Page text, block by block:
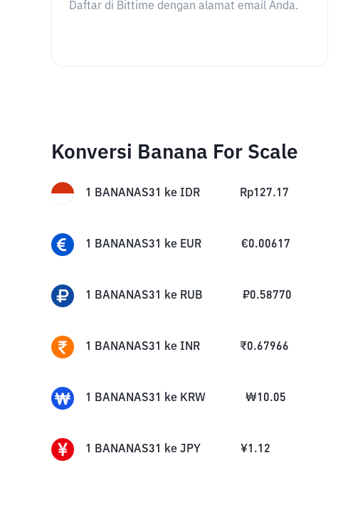
Daftar di Bittime dengan alamat email Anda.
Konversi Banana For Scale
1 BANANAS31 ke IDR Rp127.17
1 BANANAS31 ke EUR €0.00617
1 BANANAS31 ke RUB ₽0.58770
1 BANANAS31 ke INR ₹0.67966
1 BANANAS31 ke KRW ₩10.05
1 BANANAS31 ke JPY ¥1.12